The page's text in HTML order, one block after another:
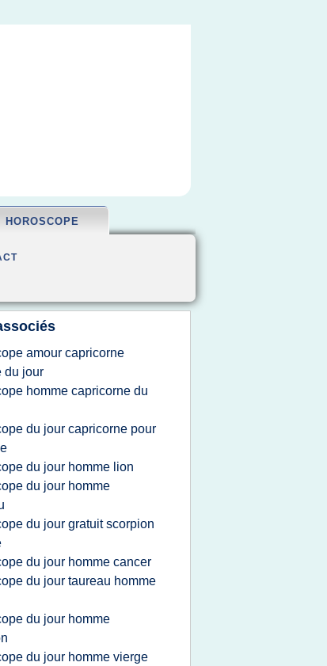
HOROSCOPE
amour capricorne
du jour
homme capricorne du
du jour capricorne pour
du jour homme lion
du jour homme
du jour gratuit scorpion
du jour homme cancer
du jour taureau homme
du jour homme
du jour homme vierge